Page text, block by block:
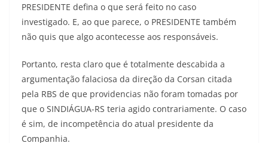
PRESIDENTE defina o que será feito no caso
investigado. E, ao que parece, o PRESIDENTE também
não quis que algo acontecesse aos responsáveis.
Portanto, resta claro que é totalmente descabida a
argumentação falaciosa da direção da Corsan citada
pela RBS de que providencias não foram tomadas por
que o SINDIÁGUA-RS teria agido contrariamente. O caso
é sim, de incompetência do atual presidente da
Companhia.